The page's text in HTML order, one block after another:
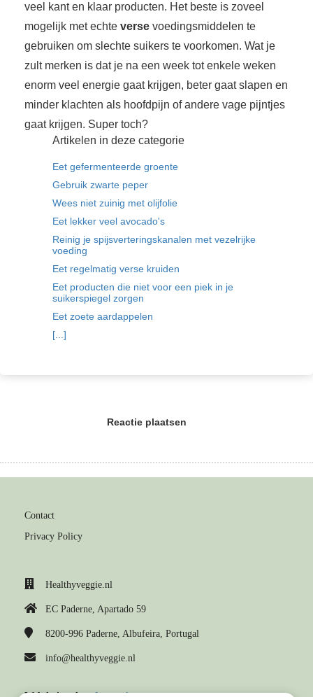
veel kant en klaar producten. Het beste is zoveel
mogelijk met echte verse voedingsmiddelen te
gebruiken om slechte suikers te voorkomen. Wat je
zult merken is dat je na een week tot enkele weken
enorm veel energie gaat krijgen, beter gaat slapen en
minder klachten als hoofdpijn of andere vage pijntjes
gaat krijgen. Super toch?
Artikelen in deze categorie
Eet gefermenteerde groente
Gebruik zwarte peper
Wees niet zuinig met olijfolie
Eet lekker veel avocado's
Reinig je spijsverteringskanalen met vezelrijke
voeding
Eet regelmatig verse kruiden
Eet producten die niet voor een piek in je
suikerspiegel zorgen
Eet zoete aardappelen
[...]
Reactie plaatsen
Contact
Privacy Policy
Healthyveggie.nl
EC Paderne, Apartado 59
8200-996 Paderne, Albufeira, Portugal
info@healthyveggie.nl